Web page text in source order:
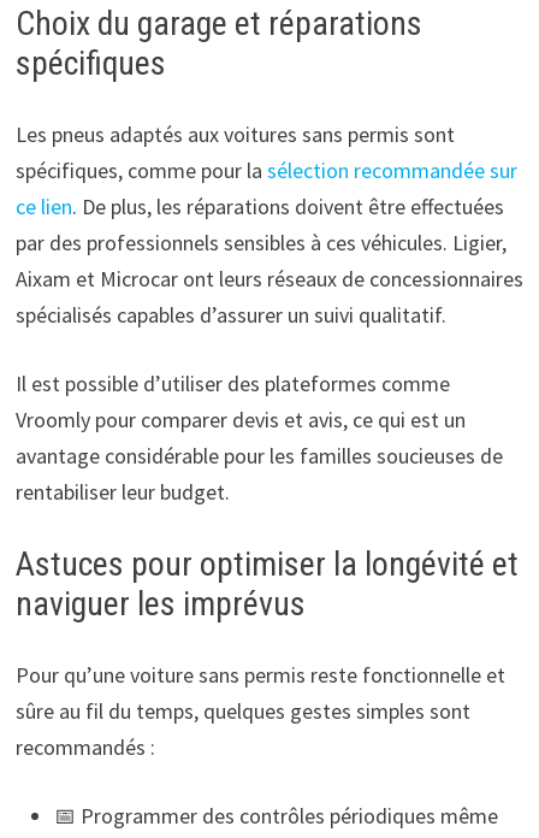
Choix du garage et réparations
spécifiques
Les pneus adaptés aux voitures sans permis sont
spécifiques, comme pour la sélection recommandée sur
ce lien. De plus, les réparations doivent être effectuées
par des professionnels sensibles à ces véhicules. Ligier,
Aixam et Microcar ont leurs réseaux de concessionnaires
spécialisés capables d’assurer un suivi qualitatif.
Il est possible d’utiliser des plateformes comme
Vroomly pour comparer devis et avis, ce qui est un
avantage considérable pour les familles soucieuses de
rentabiliser leur budget.
Astuces pour optimiser la longévité et
naviguer les imprévus
Pour qu’une voiture sans permis reste fonctionnelle et
sûre au fil du temps, quelques gestes simples sont
recommandés :
📅 Programmer des contrôles périodiques même